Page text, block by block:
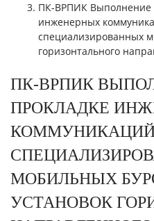
ПК-ВРПИК Выполнение
инженерных
специализированных
горизонтального
ПК-ВРПИК
ПРОКЛАДКЕ
МОБИЛЬНЫХ
УСТАНОВОК